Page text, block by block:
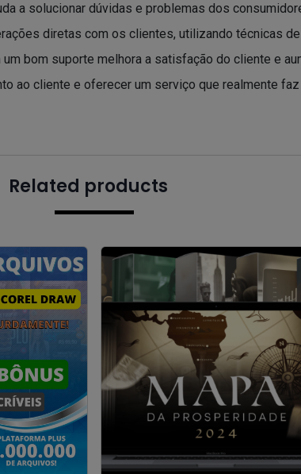
a solucionar dúvidas e problemas dos
diretas com os clientes, utilizando técnicas
bom suporte melhora a satisfação do cliente e
ao cliente e oferecer um serviço que realmente
Related products